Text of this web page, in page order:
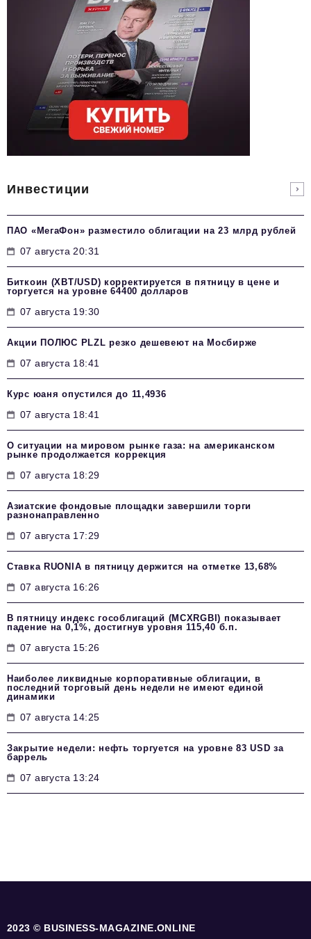
Инвестиции
ПАО «МегаФон» разместило облигации на 23 млрд рублей
07 августа 20:31
Биткоин (XBT/USD) корректируется в пятницу в цене и
торгуется на уровне 64400 долларов
07 августа 19:30
Акции ПОЛЮС PLZL резко дешевеют на Мосбирже
07 августа 18:41
Курс юаня опустился до 11,4936
07 августа 18:41
О ситуации на мировом рынке газа: на американском
рынке продолжается коррекция
07 августа 18:29
Азиатские фондовые площадки завершили торги
разнонаправленно
07 августа 17:29
Ставка RUONIA в пятницу держится на отметке 13,68%
07 августа 16:26
В пятницу индекс гособлигаций (MCXRGBI) показывает
падение на 0,1%, достигнув уровня 115,40 б.п.
07 августа 15:26
Наиболее ликвидные корпоративные облигации, в
последний торговый день недели не имеют единой
динамики
07 августа 14:25
Закрытие недели: нефть торгуется на уровне 83 USD за
баррель
07 августа 13:24
2023 © BUSINESS-MAGAZINE.ONLINE